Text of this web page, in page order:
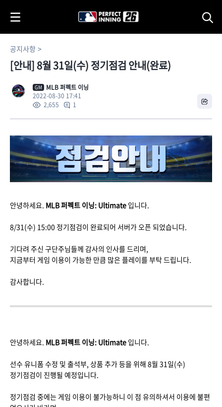
공지사항
[안내] 8월 31일(수) 정기점검 안내(완료)
GM
MLB 퍼펙트 이닝
2022-08-30 17:41
2,655
1
안녕하세요. MLB 퍼펙트 이닝: Ultimate 입니다.
8/31(수) 15:00 정기점검이 완료되어 서버가 오픈 되었습니다.
기다려 주신 구단주님들께 감사의 인사를 드리며,
지금부터 게임 이용이 가능한 만큼 많은 플레이를 부탁 드립니다.
감사합니다.
안녕하세요. MLB 퍼펙트 이닝: Ultimate 입니다.
선수 유니폼 수정 및 출석부, 상품 추가 등을 위해 8월 31일(수)
정기점검이 진행될 예정입니다.
정기점검 중에는 게임 이용이 불가능하니 이 점 유의하셔서 이용에 불편